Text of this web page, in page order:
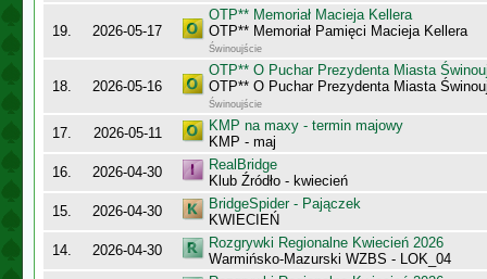
19. 2026-05-17
OTP** Memoriał Macieja Kellera
OTP** Memoriał Pamięci Macieja Kellera
Świnoujście
18. 2026-05-16
OTP** O Puchar Prezydenta Miasta
OTP** O Puchar Prezydenta Miasta
Świnoujście
17. 2026-05-11
KMP na maxy - termin majowy
KMP - maj
16.
2026-04-30
RealBridge
Klub Źródło - kwiecień
15.
2026-04-30
BridgeSpider - Pajączek
KWIECIEŃ
14.
2026-04-30
Rozgrywki Regionalne Kwiecień 2026
Warmińsko-Mazurski WZBS - LOK_04